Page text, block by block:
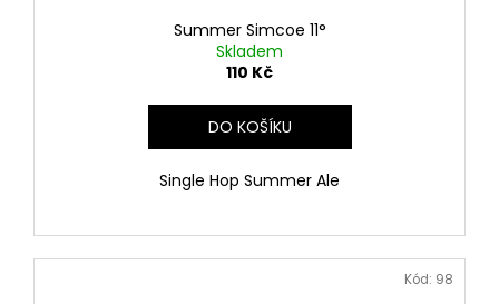
Summer Simcoe 11°
Skladem
110 Kč
DO KOŠÍKU
Single Hop Summer Ale
Kód: 98